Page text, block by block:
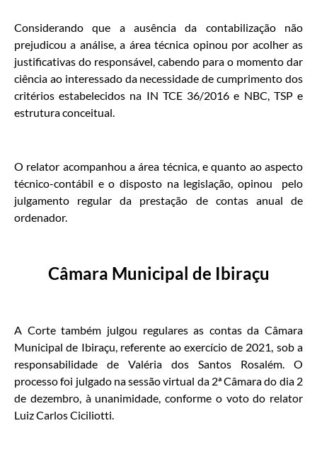
Considerando que a ausência da contabilização não
prejudicou a análise, a área técnica opinou por acolher as
justificativas do responsável, cabendo para o momento dar
ciência ao interessado da necessidade de cumprimento dos
critérios estabelecidos na IN TCE 36/2016 e NBC, TSP e
estrutura conceitual.
O relator acompanhou a área técnica, e quanto ao aspecto
técnico-contábil e o disposto na legislação, opinou pelo
julgamento regular da prestação de contas anual de
ordenador.
Câmara Municipal de Ibiraçu
A Corte também julgou regulares as contas da Câmara
Municipal de Ibiraçu, referente ao exercício de 2021, sob a
responsabilidade de Valéria dos Santos Rosalém. O
processo foi julgado na sessão virtual da 2ª Câmara do dia 2
de dezembro, à unanimidade, conforme o voto do relator
Luiz Carlos Ciciliotti.